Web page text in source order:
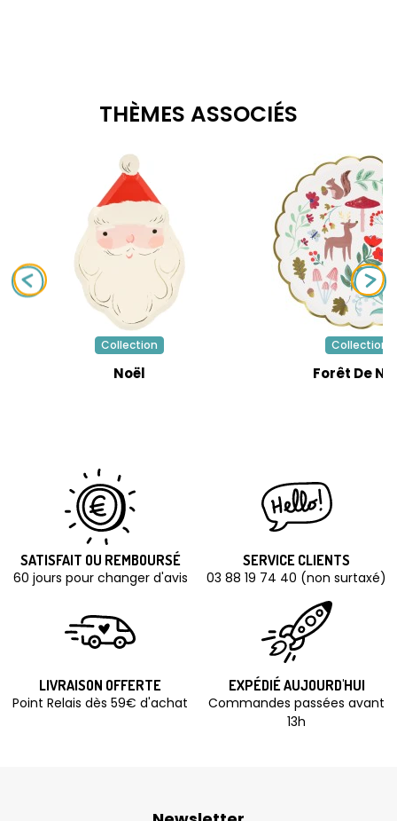
THÈMES ASSOCIÉS
Collection
Noël
Collection
Forêt De
SATISFAIT OU REMBOURSÉ
60 jours pour changer d'avis
SERVICE CLIENTS
03 88 19 74 40 (non surtaxé)
LIVRAISON OFFERTE
Point Relais dès 59€ d'achat
EXPÉDIÉ AUJOURD'HUI
Commandes passées avant
13h